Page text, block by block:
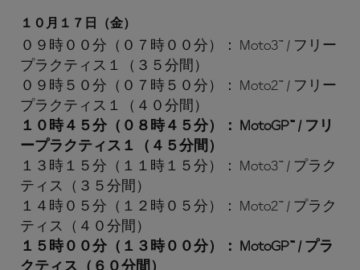
１０月１７日（金）
０９時００分（０７時００分）： Moto3™ / フリー
プラクティス１（３５分間）
０９時５０分（０７時５０分）： Moto2™ / フリー
プラクティス１（４０分間）
１０時４５分（０８時４５分）： MotoGP™ / フリ
ープラクティス１（４５分間）
１３時１５分（１１時１５分）： Moto3™ / プラク
ティス（３５分間）
１４時０５分（１２時０５分）： Moto2™ / プラク
ティス（４０分間）
１５時００分（１３時００分）： MotoGP™ / プラ
クティス（６０分間）